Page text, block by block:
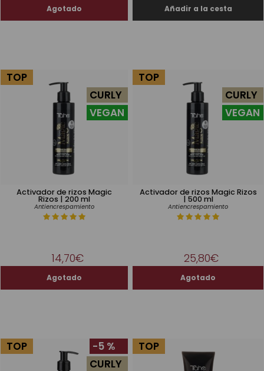
Activador de rizos Magic
Rizos | 200 ml
Antiencrespamiento
CURLY
VEGAN
TOP
14,70€
Activador de rizos Magic Rizos
| 500 ml
Antiencrespamiento
CURLY
VEGAN
TOP
25,80€
CURLY
TOP -5 % TOP